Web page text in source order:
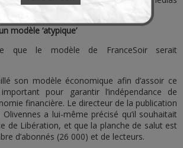
d’information)
modèle ‘atypique’
que le modèle de FranceSoir serait
son modèle économique afin d’assoir ce
pour garantir l’indépendance de
financière. Le directeur de la publication
a lui-même précisé qu’il souhaitait
de Libération, et que la planche de salut est
d’abonnés (26 000) et de lecteurs.